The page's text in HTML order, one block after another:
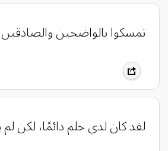
تمسكوا بالواضحين
لقد كان لدي حلم دائمًا، لكن